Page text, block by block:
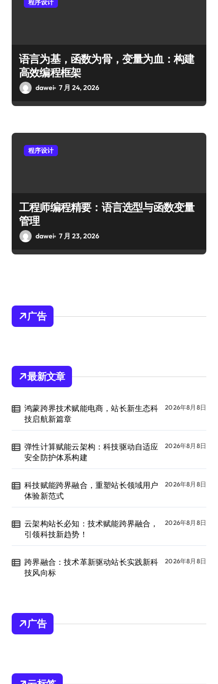
程序设计
语言为基，函数为骨，变量为血：构建
高效编程框架
dawei 7 月 24, 2026
程序设计
工程师编程精要：语言选型与函数变量
管理
dawei 7 月 23, 2026
广告
最新文章
鸿蒙跨界技术赋能电商，站长新生态科
技启航新篇章
2026年8月8日
弹性计算赋能云架构：科技驱动自适应
安全防护体系构建
2026年8月8日
科技赋能跨界融合，重塑站长领域用户
体验新范式
2026年8月8日
云架构站长必知：技术赋能跨界融合，
引领科技新趋势！
2026年8月8日
跨界融合：技术革新驱动站长实践新科
技风向标
2026年8月8日
广告